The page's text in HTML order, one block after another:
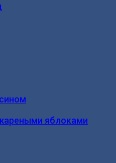
яблоками